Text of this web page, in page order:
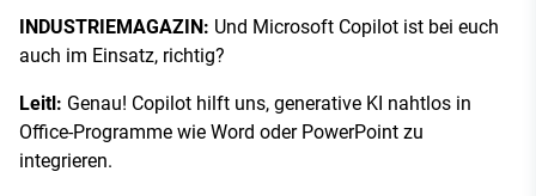
INDUSTRIEMAGAZIN: Und Microsoft Copilot ist bei euch
auch im Einsatz, richtig?
Leitl: Genau! Copilot hilft uns, generative KI nahtlos in
Office-Programme wie Word oder PowerPoint zu
integrieren.